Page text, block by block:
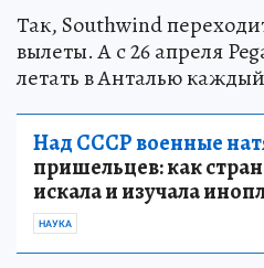
Так, Southwind
вылеты. А с 26 апреля
летать в Анталью
Над СССР военные
пришельцев: как
искала и изучала
НАУКА